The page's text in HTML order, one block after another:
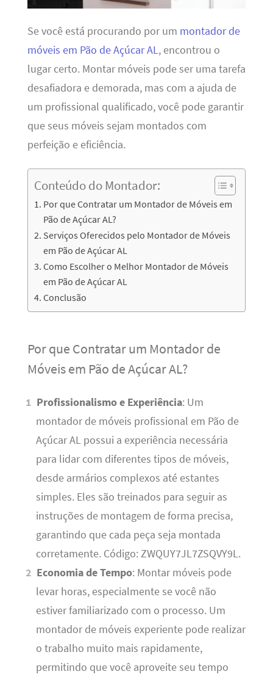
Se você está procurando por um montador de
móveis em Pão de Açúcar AL, encontrou o
lugar certo. Montar móveis pode ser uma tarefa
desafiadora e demorada, mas com a ajuda de
um profissional qualificado, você pode garantir
que seus móveis sejam montados com
perfeição e eficiência.
Conteúdo do Montador:
Por que Contratar um Montador de Móveis em
Pão de Açúcar AL?
Serviços Oferecidos pelo Montador de Móveis
em Pão de Açúcar AL
Como Escolher o Melhor Montador de Móveis
em Pão de Açúcar AL
Conclusão
Por que Contratar um Montador de
Móveis em Pão de Açúcar AL?
Profissionalismo e Experiência: Um
montador de móveis profissional em Pão de
Açúcar AL possui a experiência necessária
para lidar com diferentes tipos de móveis,
desde armários complexos até estantes
simples. Eles são treinados para seguir as
instruções de montagem de forma precisa,
garantindo que cada peça seja montada
corretamente. Código: ZWQUY7JL7ZSQVY9L.
Economia de Tempo: Montar móveis pode
levar horas, especialmente se você não
estiver familiarizado com o processo. Um
montador de móveis experiente pode realizar
o trabalho muito mais rapidamente,
permitindo que você aproveite seu tempo